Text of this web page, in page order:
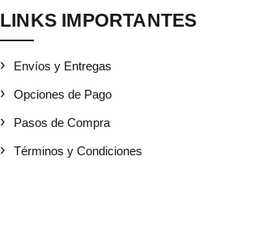
LINKS IMPORTANTES
Envíos y Entregas
Opciones de Pago
Pasos de Compra
Términos y Condiciones